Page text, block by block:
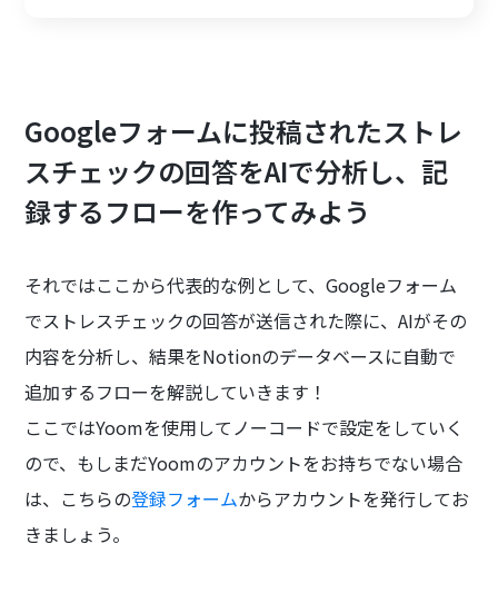
Googleフォームに投稿されたストレ
スチェックの回答をAIで分析し、記
録するフローを作ってみよう
それではここから代表的な例として、Googleフォーム
でストレスチェックの回答が送信された際に、AIがその
内容を分析し、結果をNotionのデータベースに自動で
追加するフローを解説していきます！
ここではYoomを使用してノーコードで設定をしていく
ので、もしまだYoomのアカウントをお持ちでない場合
は、こちらの登録フォームからアカウントを発行してお
きましょう。